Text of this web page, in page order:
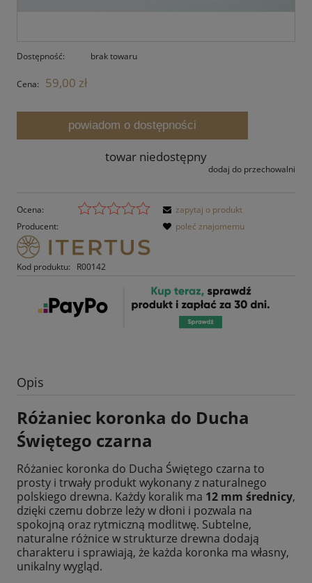
Dostępność: brak towaru
Cena: 59,00 zł
powiadom o dostępności
towar niedostępny
dodaj do przechowalni
Ocena:
Producent:
Kod produktu: R00142
zapytaj o produkt
poleć znajomemu
Opis
Różaniec koronka do Ducha
Świętego czarna
Różaniec koronka do Ducha Świętego czarna to
prosty i trwały produkt wykonany z naturalnego
polskiego drewna. Każdy koralik ma 12 mm średnicy,
dzięki czemu dobrze leży w dłoni i pozwala na
spokojną oraz rytmiczną modlitwę. Subtelne,
naturalne różnice w strukturze drewna dodają
charakteru i sprawiają, że każda koronka ma własny,
unikalny wygląd.